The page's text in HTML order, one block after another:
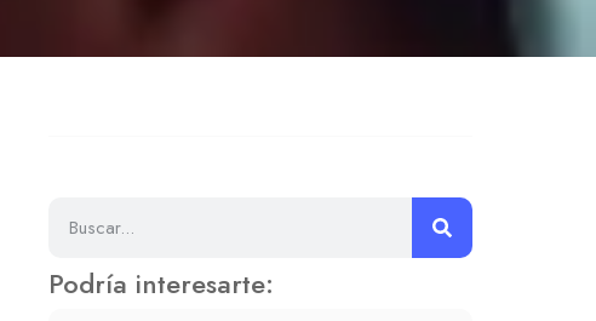
Podría interesarte: